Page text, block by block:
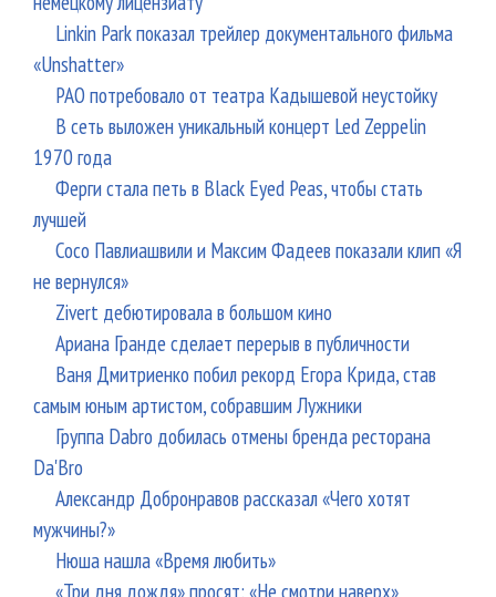
Linkin Park показал трейлер документального фильма
«Unshatter»
РАО потребовало от театра Кадышевой неустойку
В сеть выложен уникальный концерт Led Zeppelin
1970 года
Ферги стала петь в Black Eyed Peas, чтобы стать
лучшей
Сосо Павлиашвили и Максим Фадеев показали клип «Я
не вернулся»
Zivert дебютировала в большом кино
Ариана Гранде сделает перерыв в публичности
Ваня Дмитриенко побил рекорд Егора Крида, став
самым юным артистом, собравшим Лужники
Группа Dabro добилась отмены бренда ресторана
Da'Bro
Александр Добронравов рассказал «Чего хотят
мужчины?»
Нюша нашла «Время любить»
«Три дня дождя» просят: «Не смотри наверх»